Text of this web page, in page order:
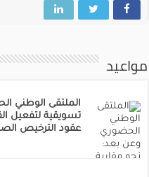
مواعيد
الملتقى الوطني
عقود الترخيص